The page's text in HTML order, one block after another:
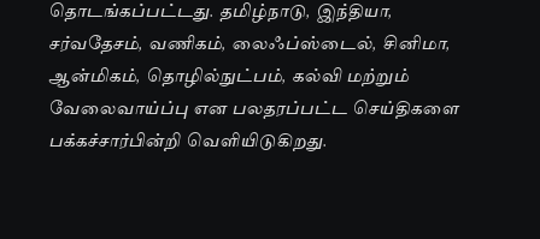
தொடங்கப்பட்டது. தமிழ்நாடு, இந்தியா,
சர்வதேசம், வணிகம், லைஃப்ஸ்டைல், சினிமா,
ஆன்மிகம், தொழில்நுட்பம், கல்வி மற்றும்
வேலைவாய்ப்பு என பலதரப்பட்ட செய்திகளை
பக்கச்சார்பின்றி வெளியிடுகிறது.